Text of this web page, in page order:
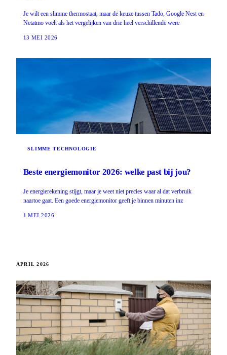
Je wilt een slimme thermostaat, maar de keuze tussen Tado, Google Nest en
Netatmo voelt als het vergelijken van drie heel verschillende were
13 MEI 2026
SLIMME TECHNOLOGIE
Beste energiemonitor 2026: welke past bij jou?
Je energierekening stijgt, maar je weet niet precies waar al dat verbruik
naartoe gaat. Een goede energiemonitor geeft je binnen minuten inz
1 MEI 2026
APRIL 2026